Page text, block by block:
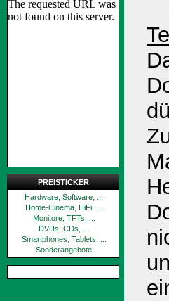
PREISTICKER
Hardware, Software, ...
Home-Cinema, HiFi ,...
Monitore, TFTs, ...
DVDs, CDs, ...
Smartphones, Tablets, ...
Sonderangebote